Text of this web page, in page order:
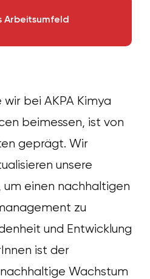
Arbeitsumfeld
bei AKPA Kimya
beimessen, ist von
geprägt. Wir
unsere
einen nachhaltigen
zu
und Entwicklung
ist der
Wachstum